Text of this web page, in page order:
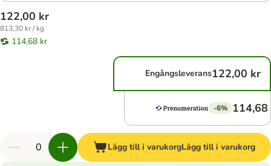
122,00 kr
813,30 kr / kg
114,68 kr
Engångsleverans122,00 kr
-6% 114,68
Lägg till i varukorgLägg till i varukorg